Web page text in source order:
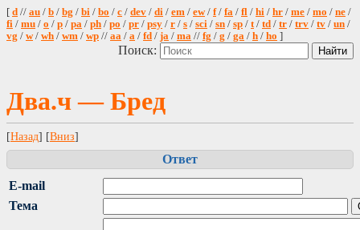
[ d // au / b / bg / bi / bo / c / dev / di / em / ew/ f/ fa / fl / hi / hr / me / mo / ne /
fi / mu / o / p / pa / ph / po / pr / psy / r / s / sci / sn / sp / t/ td / tr / trv / tv / un /
vg / w/ wh / wm / wp // aa / a / fd / ja / ma // fg / g / ga / h / ho ]
Поиск:
Два.ч — Бред
[Назад] [Вниз]
Ответ
E-mail
Тема